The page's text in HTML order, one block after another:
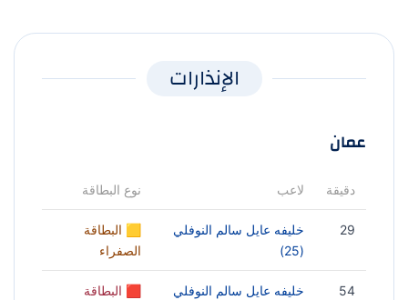
الإنذارات
عمان
دقيقة لاعب نوع البطاقة
29
خليفه عايل سالم النوفلي
(25)
🟨 البطاقة
الصفراء
54
خليفه عايل سالم النوفلي
🟥 البطاقة